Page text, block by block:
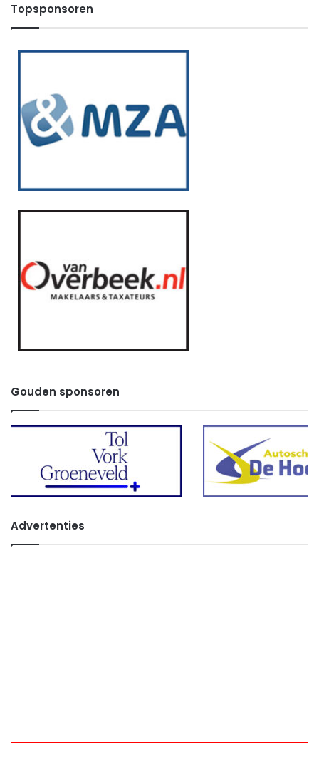
Topsponsoren
Gouden sponsoren
Advertenties